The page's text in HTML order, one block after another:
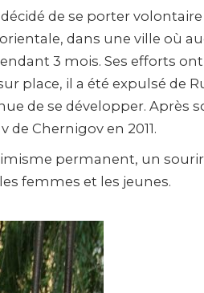
de se porter
orientale, dans une ville où
3 mois. Ses efforts ont
place, il a été expulsé de
de se développer. Après
Chernigov en 2011.
permanent, un
femmes et les jeunes.